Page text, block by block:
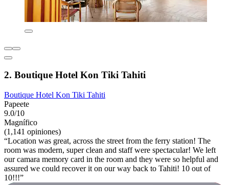
2. Boutique Hotel Kon Tiki Tahiti
Boutique Hotel Kon Tiki Tahiti
Papeete
9.0/10
Magnífico
(1,141 opiniones)
“Location was great, across the street from the ferry station! The
room was modern, super clean and staff were spectacular! We left
our camara memory card in the room and they were so helpful and
assured we could recover it on our way back to Tahiti! 10 out of
10!!!”